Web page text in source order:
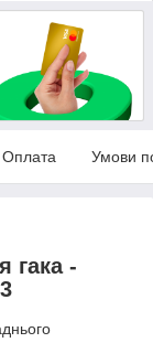
Оплата Умови
гака -